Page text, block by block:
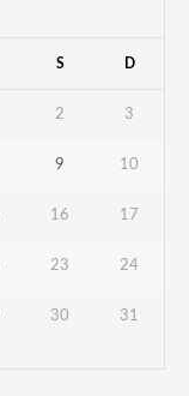
S D
2 3
9 10
16 17
23 24
30 31